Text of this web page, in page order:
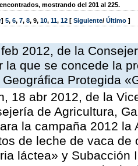
mostrando del 201 al 225.
] 5, 6, 7, 8, 9, 10, 11, 12 [ Siguiente/ Último ]
2012, de la
la que se concede la
Protegida
18 abr 2012, de la
de Agricultura,
la campaña 2012
de leche de vaca
láctea» y Subacción